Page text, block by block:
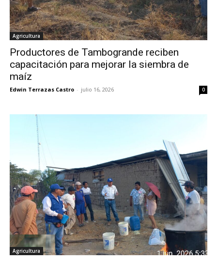
Agricultura
Productores de Tambogrande reciben
capacitación para mejorar la siembra de
maíz
Edwin Terrazas Castro - julio 16, 2026 0
Agricultura